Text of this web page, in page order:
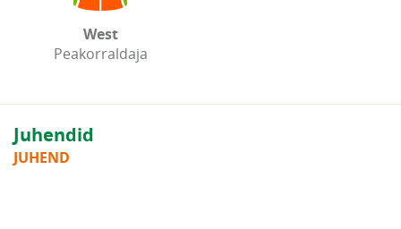
West
Peakorraldaja
Juhendid
JUHEND